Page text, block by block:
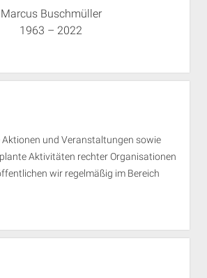
Marcus Buschmüller
1963 – 2022
und Veranstaltungen sowie
Aktivitäten rechter Organisationen
wir regelmäßig im Bereich